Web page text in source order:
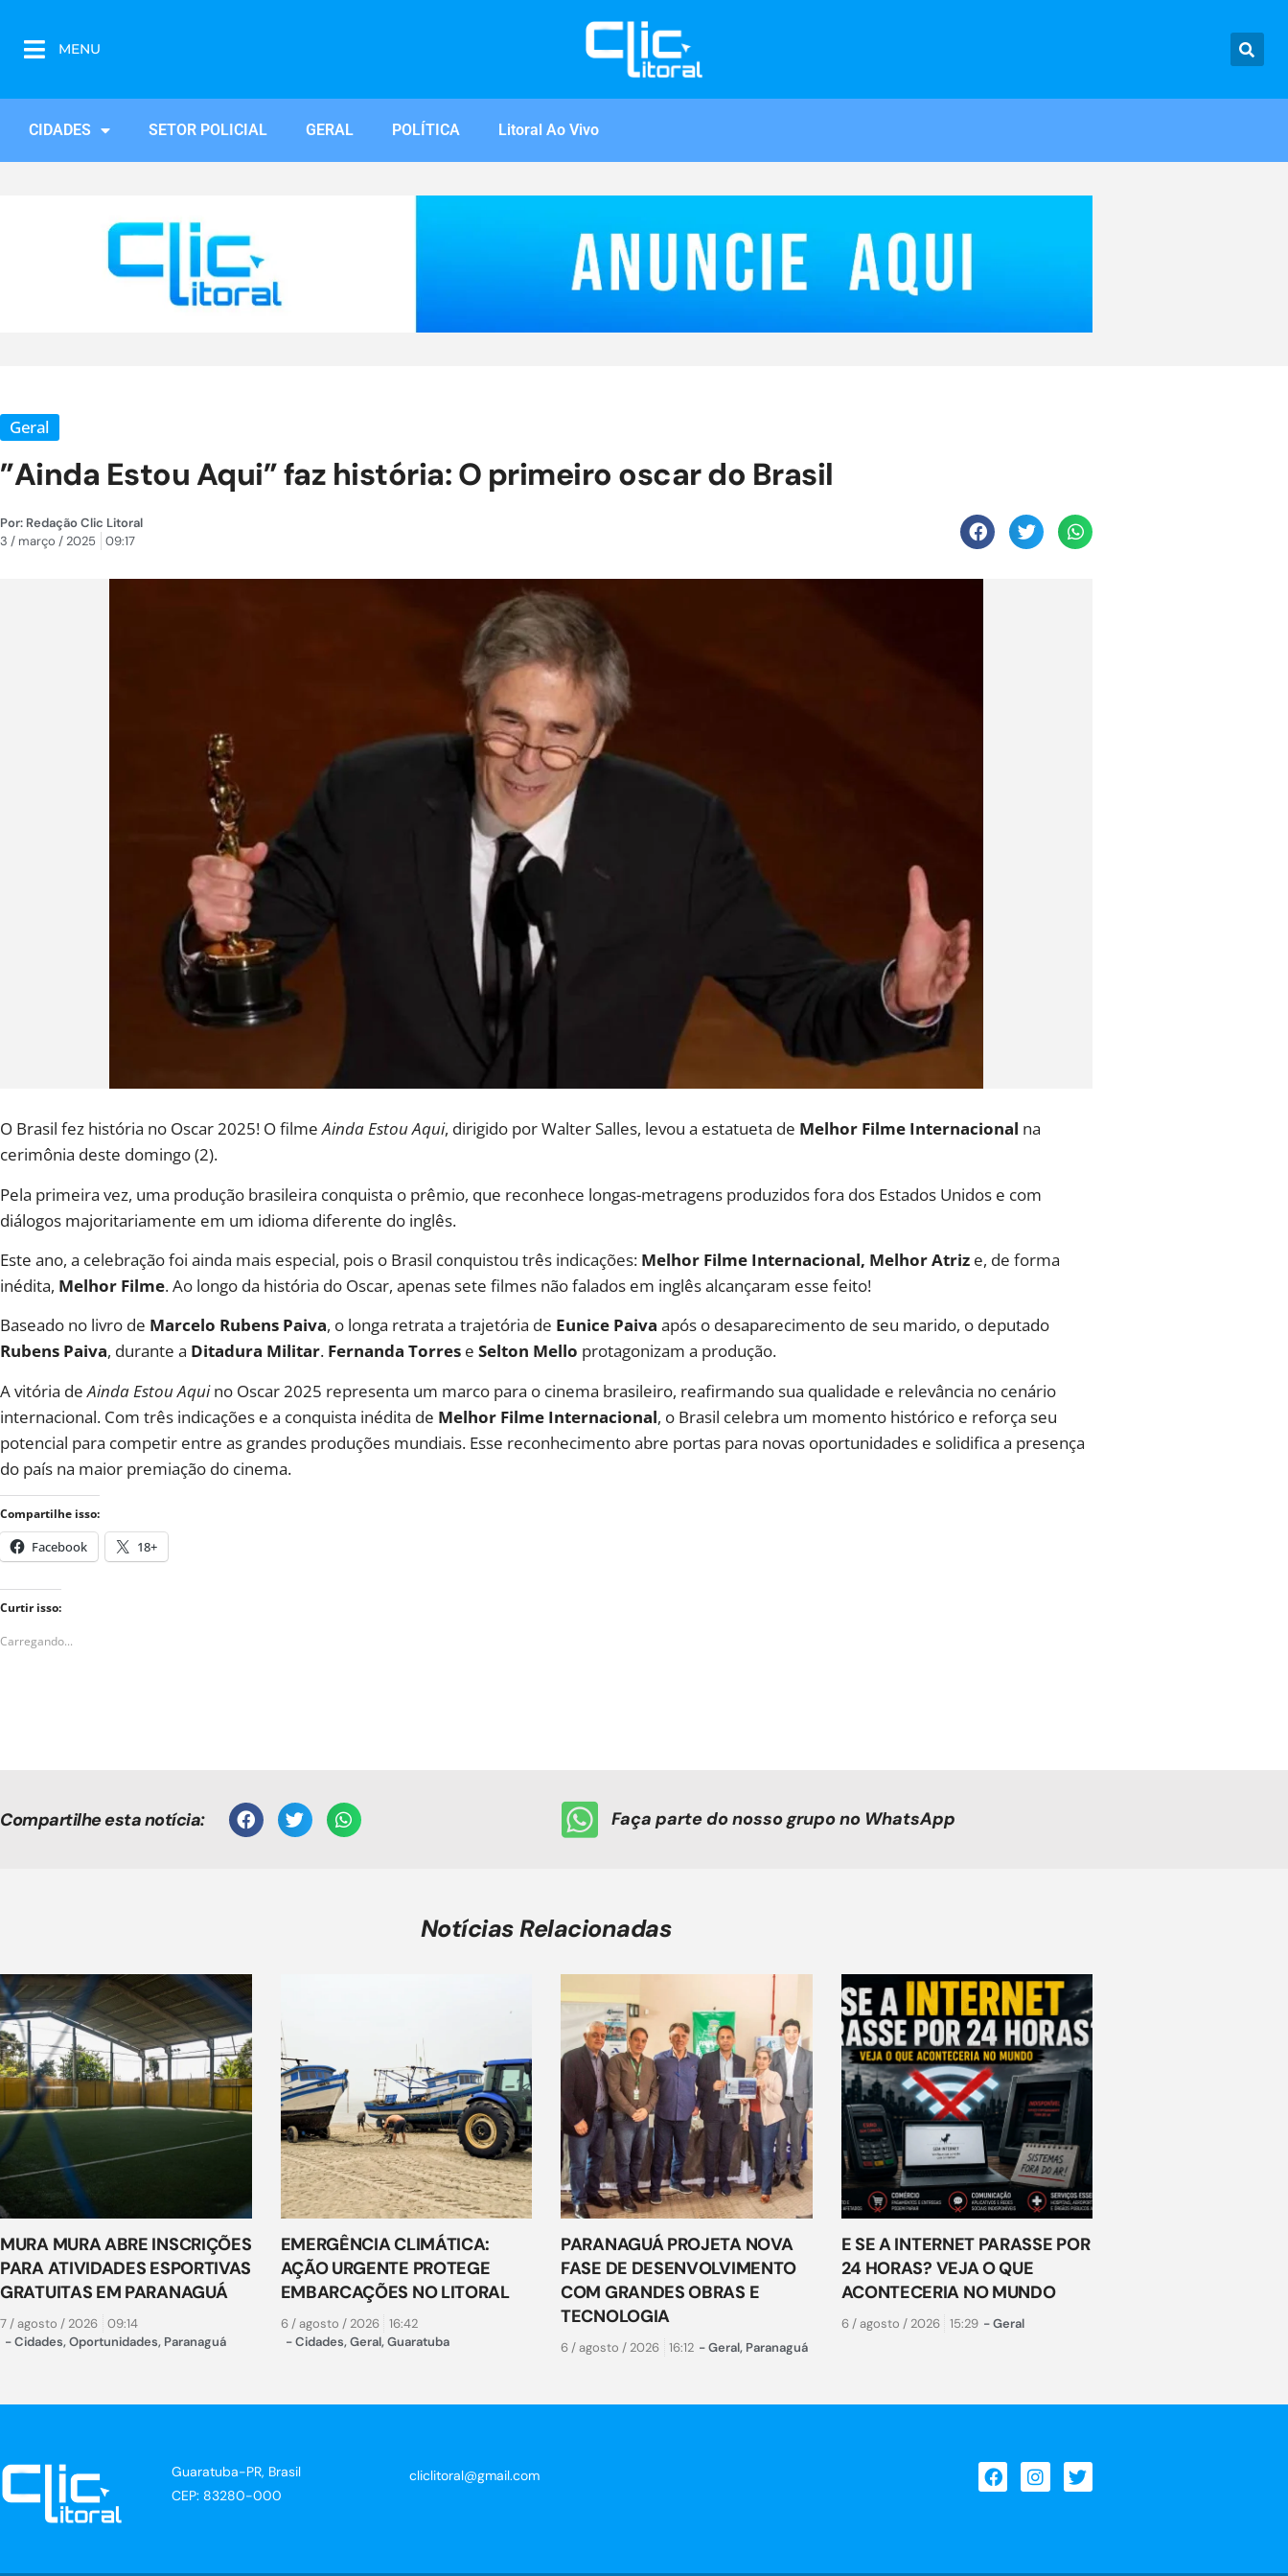
MENU
CIDADES SETOR POLICIAL GERAL POLÍTICA Litoral Ao Vivo
Geral
”Ainda Estou Aqui” faz história: O primeiro oscar do Brasil
Por: Redação Clic Litoral
3 / março / 2025
09:17
O Brasil fez história no Oscar 2025! O filmeAinda Estou Aqui, dirigido por Walter Salles, levou a estatueta de Melhor Filme Internacional na
cerimônia deste domingo (2).
Pela primeira vez, uma produção brasileira conquista o prêmio, que reconhece longas-metragens produzidos fora dos Estados Unidos e com
diálogos majoritariamente em um idioma diferente do inglês.
Este ano, a celebração foi ainda mais especial, pois o Brasil conquistou três indicações: Melhor Filme Internacional, Melhor Atriz e, de forma
inédita, Melhor Filme. Ao longo da história do Oscar, apenas sete filmes não falados em inglês alcançaram esse feito!
Baseado no livro de Marcelo Rubens Paiva, o longa retrata a trajetória de Eunice Paiva após o desaparecimento de seu marido, o deputado
Rubens Paiva, durante a Ditadura Militar. Fernanda Torres e Selton Mello protagonizam a produção.
A vitória deAinda Estou Aquino Oscar 2025 representa um marco para o cinema brasileiro, reafirmando sua qualidade e relevância no cenário
internacional. Com três indicações e a conquista inédita de Melhor Filme Internacional, o Brasil celebra um momento histórico e reforça seu
potencial para competir entre as grandes produções mundiais. Esse reconhecimento abre portas para novas oportunidades e solidifica a presença
do país na maior premiação do cinema.
Compartilhe isso:
Facebook 18+
Curtir isso:
Carregando...
Compartilhe esta notícia: Faça parte do nosso grupo no WhatsApp
Notícias Relacionadas
MURA MURA ABRE INSCRIÇÕES
PARA ATIVIDADES ESPORTIVAS
GRATUITAS EM PARANAGUÁ
7 / agosto / 2026 09:14
-Cidades,Oportunidades, Paranaguá
EMERGÊNCIA CLIMÁTICA:
AÇÃO URGENTE PROTEGE
EMBARCAÇÕES NO LITORAL
6 / agosto / 2026
16:42
-Cidades,Geral,Guaratuba
PARANAGUÁ PROJETA NOVA
FASE DE DESENVOLVIMENTO
COM GRANDES OBRAS E
TECNOLOGIA
6 / agosto / 2026 16:12 -Geral, Paranaguá
E SE A INTERNET PARASSE POR
24 HORAS? VEJA O QUE
ACONTECERIA NO MUNDO
6 / agosto / 2026 15:29 -Geral
Guaratuba-PR, Brasil
CEP: 83280-000
cliclitoral@gmail.com